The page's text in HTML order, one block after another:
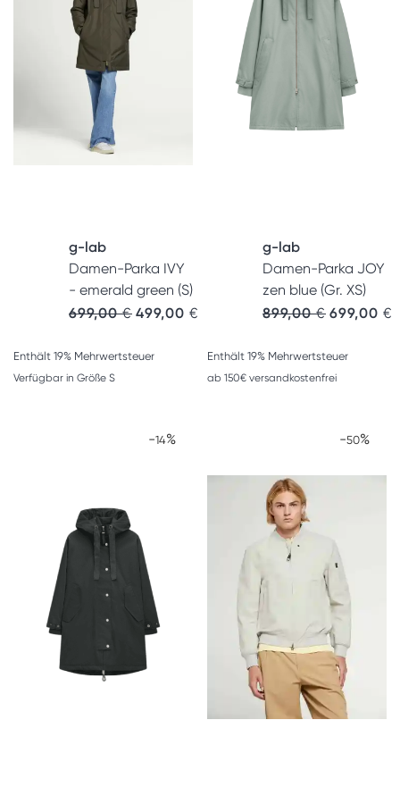
g-lab
Damen-Parka IVY
- emerald green (S)
699,00€ Ursprünglicher Preis war: 699,00 €
499,00 € Aktueller Preis ist: 499,00 €.
Enthält 19% Mehrwertsteuer
Verfügbar in Größe S
g-lab
Damen-Parka JOY
zen blue (Gr. XS)
899,00€ 699,00 €
Enthält 19% Mehrwertsteuer
ab 150€ versandkostenfrei
-14% -50%